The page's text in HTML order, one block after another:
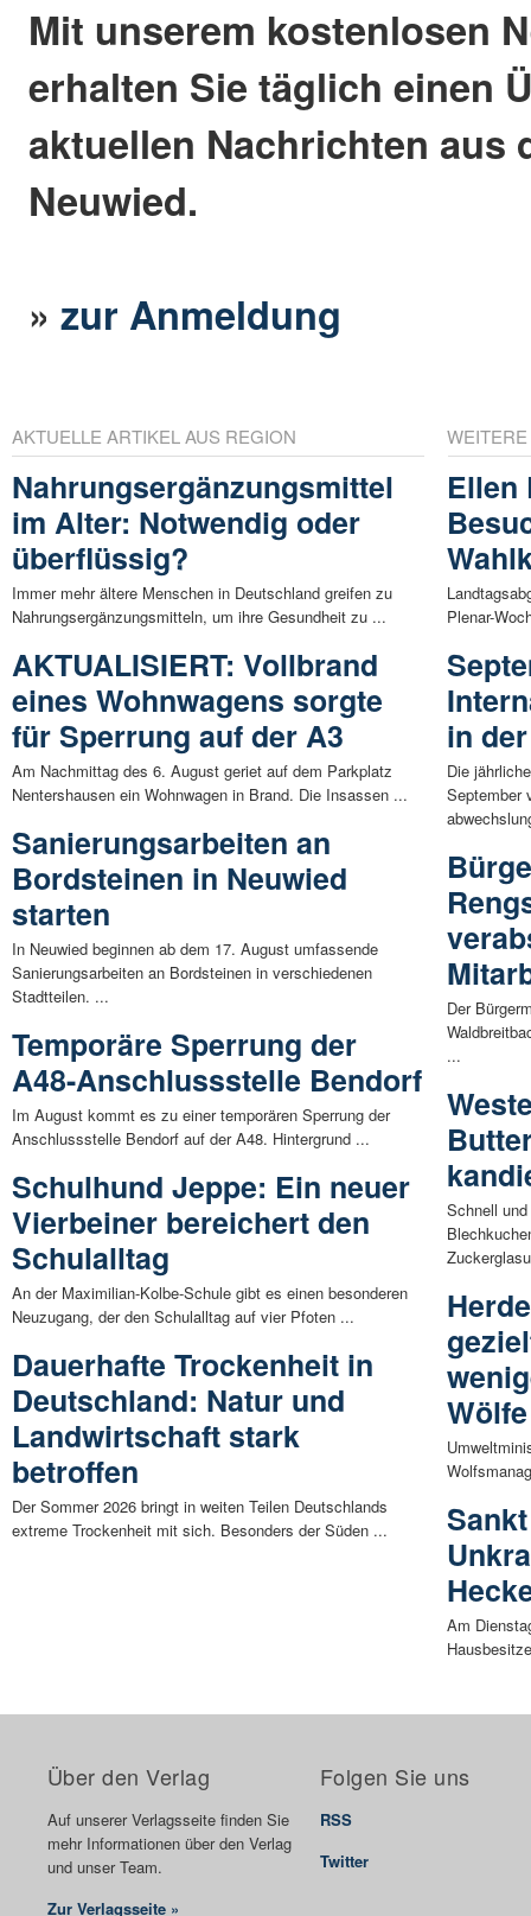
Mit unserem kostenlosen
erhalten Sie täglich einen
aktuellen Nachrichten aus
Neuwied.
»zur Anmeldung
AKTUELLE ARTIKEL AUS REGION
Nahrungsergänzungsmittel
im Alter: Notwendig oder
überflüssig?
Immer mehr ältere Menschen in Deutschland greifen zu
Nahrungsergänzungsmitteln, um ihre Gesundheit zu ...
AKTUALISIERT: Vollbrand
eines Wohnwagens sorgte
für Sperrung auf der A3
Am Nachmittag des 6. August geriet auf dem Parkplatz
Nentershausen ein Wohnwagen in Brand. Die Insassen ...
Sanierungsarbeiten an
Bordsteinen in Neuwied
starten
In Neuwied beginnen ab dem 17. August umfassende
Sanierungsarbeiten an Bordsteinen in verschiedenen
Stadtteilen. ...
Temporäre Sperrung der
A48-Anschlussstelle Bendorf
Im August kommt es zu einer temporären Sperrung der
Anschlussstelle Bendorf auf der A48. Hintergrund ...
Schulhund Jeppe: Ein neuer
Vierbeiner bereichert den
Schulalltag
An der Maximilian-Kolbe-Schule gibt es einen besonderen
Neuzugang, der den Schulalltag auf vier Pfoten ...
Dauerhafte Trockenheit in
Deutschland: Natur und
Landwirtschaft stark
betroffen
Der Sommer 2026 bringt in weiten Teilen Deutschlands
extreme Trockenheit mit sich. Besonders der Süden ...
Ellen
Plenar-
in
Die
September
Der
...
Schnell
Wölfe
Am
Über den Verlag
Auf unserer Verlagsseite finden Sie
mehr Informationen über den Verlag
und unser Team.
Zur Verlagsseite »
Folgen Sie uns
RSS
Twitter